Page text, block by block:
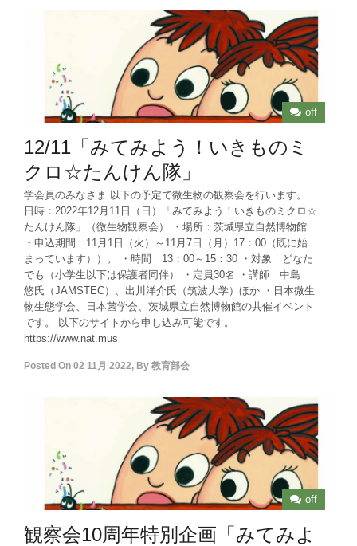
off
12/11「みてみよう！いきものミ
クロ☆たんけん隊」
学会員のみなさま 以下の予定で微生物の観察会を行います。
日時：2022年12月11日（日）「みてみよう！いきものミクロ☆
たんけん隊」（微生物観察会） ・場所：茨城県立自然博物館
・申込期間 11月1日（火）～11月7日（月）17：00（既に始
まっています））。 ・時間 13：00～15：30 ・対象 どなた
でも（小学生以下は保護者同伴） ・定員30名 ・講師 中島
悠氏（JAMSTEC）、出川洋介氏（筑波大学）ほか ・日本微生
物生態学会、日本菌学会、茨城県立自然博物館の共催イベント
です。 以下のサイトから申し込み可能です。
https://www.nat.mus
Posted On 02 11月 2022, By 教育部会
off
観察会10周年特別企画「みてみよ